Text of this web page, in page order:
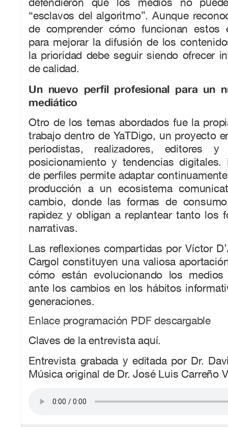
“esclavos del algoritmo”. Aunque
de comprender cómo funcionan estos
para mejorar la difusión de los
la prioridad debe seguir siendo ofrecer
de calidad.
Un nuevo perfil profesional para un
mediático
Otro de los temas abordados fue la
trabajo dentro de YaTDigo, un proyecto
periodistas, realizadores, editores y
posicionamiento y tendencias digitales.
de perfiles permite adaptar
producción a un ecosistema
cambio, donde las formas de
rapidez y obligan a replantear tanto los
narrativas.
Las reflexiones compartidas por Víctor
Cargol constituyen una valiosa
cómo están evolucionando los
ante los cambios en los hábitos
generaciones.
Enlace programación PDF descargable
Claves de la entrevista aquí.
Entrevista grabada y editada por Dr.
Música original de Dr. José Luis Carreño